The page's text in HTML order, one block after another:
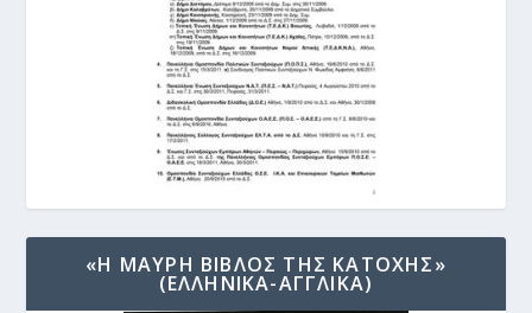
«Η ΜΑΥΡΗ ΒΙΒΛΟΣ ΤΗΣ ΚΑΤΟΧΗΣ»
(ΕΛΛΗΝΙΚΑ-ΑΓΓΛΙΚΑ)